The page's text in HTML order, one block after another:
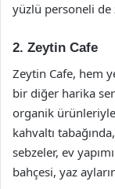
yüzlü personeli de
2. Zeytin Cafe
Zeytin Cafe, hem
bir diğer harika
organik
kahvaltı
sebzeler, ev
bahçesi, yaz